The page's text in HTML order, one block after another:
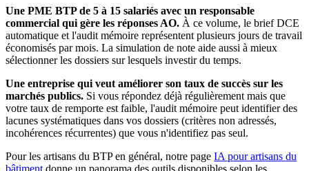
Une PME BTP de 5 à 15 salariés avec un responsable
commercial qui gère les réponses AO. À ce volume, le brief DCE
automatique et l'audit mémoire représentent plusieurs jours de travail
économisés par mois. La simulation de note aide aussi à mieux
sélectionner les dossiers sur lesquels investir du temps.
Une entreprise qui veut améliorer son taux de succès sur les
marchés publics. Si vous répondez déjà régulièrement mais que
votre taux de remporte est faible, l'audit mémoire peut identifier des
lacunes systématiques dans vos dossiers (critères non adressés,
incohérences récurrentes) que vous n'identifiez pas seul.
Pour les artisans du BTP en général, notre page IA pour artisans du